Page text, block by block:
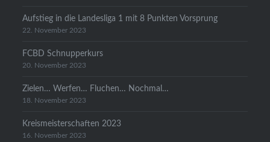
Aufstieg in die Landesliga 1 mit 8 Punkten Vorsprung
22. November 2023
FCBD Schnupperkurs
20. November 2023
Zielen… Werfen… Fluchen… Nochmal…
18. November 2023
Kreismeisterschaften 2023
16. November 2023